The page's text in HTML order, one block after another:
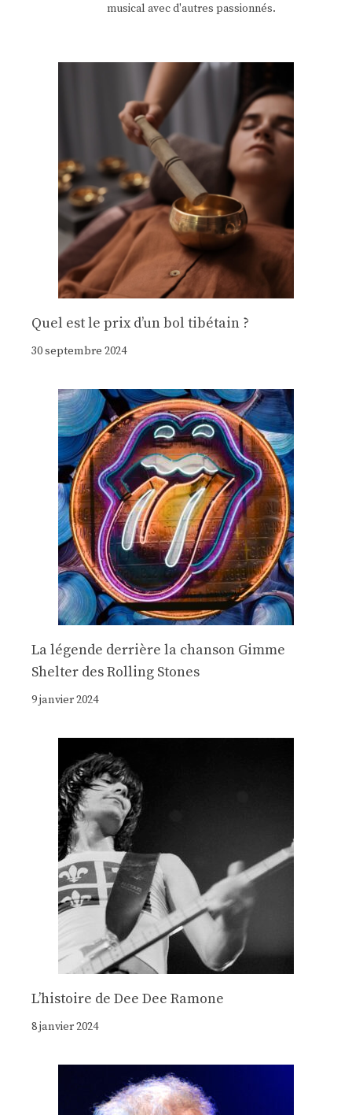
musical avec d'autres passionnés.
Quel est le prix d’un bol tibétain ?
30 septembre 2024
La légende derrière la chanson Gimme
Shelter des Rolling Stones
9 janvier 2024
Lʼhistoire de Dee Dee Ramone
8 janvier 2024